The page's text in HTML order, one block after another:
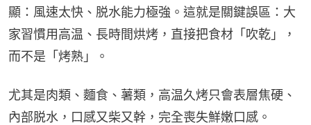
顯：風速太快、脱水能力極強。這就是關鍵誤區：大
家習慣用高温、長時間烘烤，直接把食材「吹乾」，
而不是「烤熟」。
尤其是肉類、麵食、薯類，高温久烤只會表層焦硬、
內部脱水，口感又柴又幹，完全喪失鮮嫩口感。